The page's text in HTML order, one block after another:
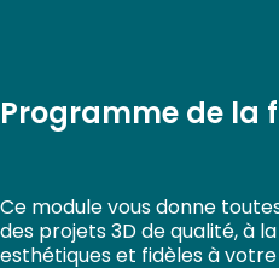
Programme de la
Ce module vous donne
des projets 3D de qualité, à
esthétiques et fidèles à